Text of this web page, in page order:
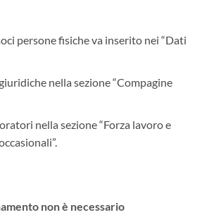
persone fisiche va inserito nei “Dati
nella sezione “Compagine
nella sezione “Forza lavoro e
non è necessario